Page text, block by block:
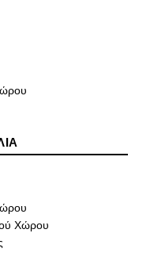
Χώρου